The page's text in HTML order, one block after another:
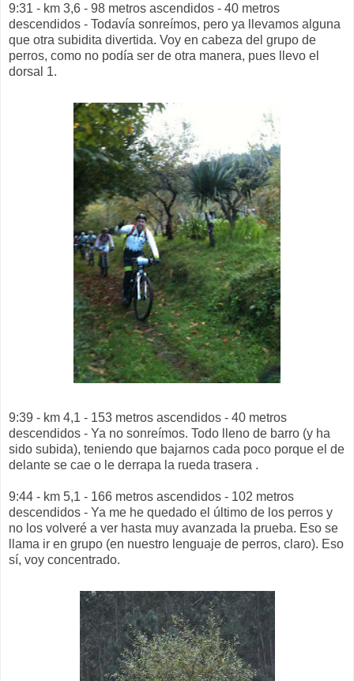
9:31 - km 3,6 - 98 metros ascendidos - 40 metros
descendidos - Todavía sonreímos, pero ya llevamos alguna
que otra subidita divertida. Voy en cabeza del grupo de
perros, como no podía ser de otra manera, pues llevo el
dorsal 1.
9:39 - km 4,1 - 153 metros ascendidos - 40 metros
descendidos - Ya no sonreímos. Todo lleno de barro (y ha
sido subida), teniendo que bajarnos cada poco porque el de
delante se cae o le derrapa la rueda trasera .
9:44 - km 5,1 - 166 metros ascendidos - 102 metros
descendidos - Ya me he quedado el último de los perros y
no los volveré a ver hasta muy avanzada la prueba. Eso se
llama ir en grupo (en nuestro lenguaje de perros, claro). Eso
sí, voy concentrado.